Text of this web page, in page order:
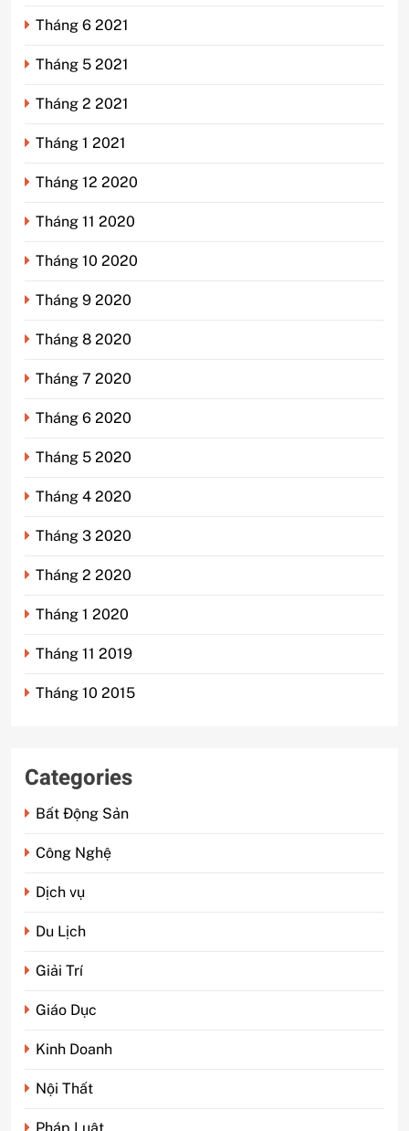
Tháng 6 2021
Tháng 5 2021
Tháng 2 2021
Tháng 1 2021
Tháng 12 2020
Tháng 11 2020
Tháng 10 2020
Tháng 9 2020
Tháng 8 2020
Tháng 7 2020
Tháng 6 2020
Tháng 5 2020
Tháng 4 2020
Tháng 3 2020
Tháng 2 2020
Tháng 1 2020
Tháng 11 2019
Tháng 10 2015
Categories
Bất Động Sản
Công Nghệ
Dịch vụ
Du Lịch
Giải Trí
Giáo Dục
Kinh Doanh
Nội Thất
Pháp Luật